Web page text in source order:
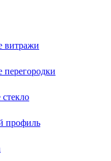
витражи
профиль